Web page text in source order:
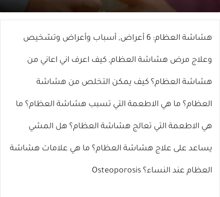
هشاشة العظام: 6 أعراض, أسباب وأعراض وتشخيص
وعلاج مرض هشاشة العظام, كيف اعرف اني اعاني من
هشاشة العظام؟ كيف يمكن التخلص من هشاشة
العظام؟ ما هي الاطعمة التي تسبب هشاشة العظام؟ ما
هي الاطعمة التي تعالج هشاشة العظام؟ هل المشي
يساعد على علاج هشاشة العظام؟ ما هي علامات هشاشة
العظام عند النساء؟ Osteoporosis